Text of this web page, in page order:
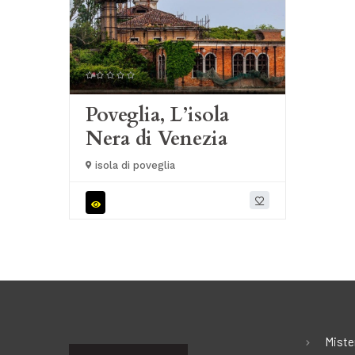
Poveglia, L’isola
Nera di Venezia
isola di poveglia